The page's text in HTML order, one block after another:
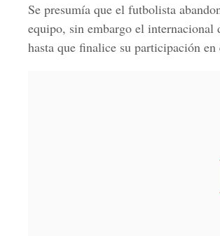
Se presumía que el futbolista
equipo, sin embargo el internacional
hasta que finalice su participación en